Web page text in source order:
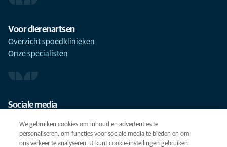
Voor dierenartsen
Overzicht spoedklinieken
Onze specialisten
Sociale media
We gebruiken cookies om inhoud en advertenties te
personaliseren, om functies voor sociale media te bieden en om
ons verkeer te analyseren. U kunt cookie-instellingen gebruiken